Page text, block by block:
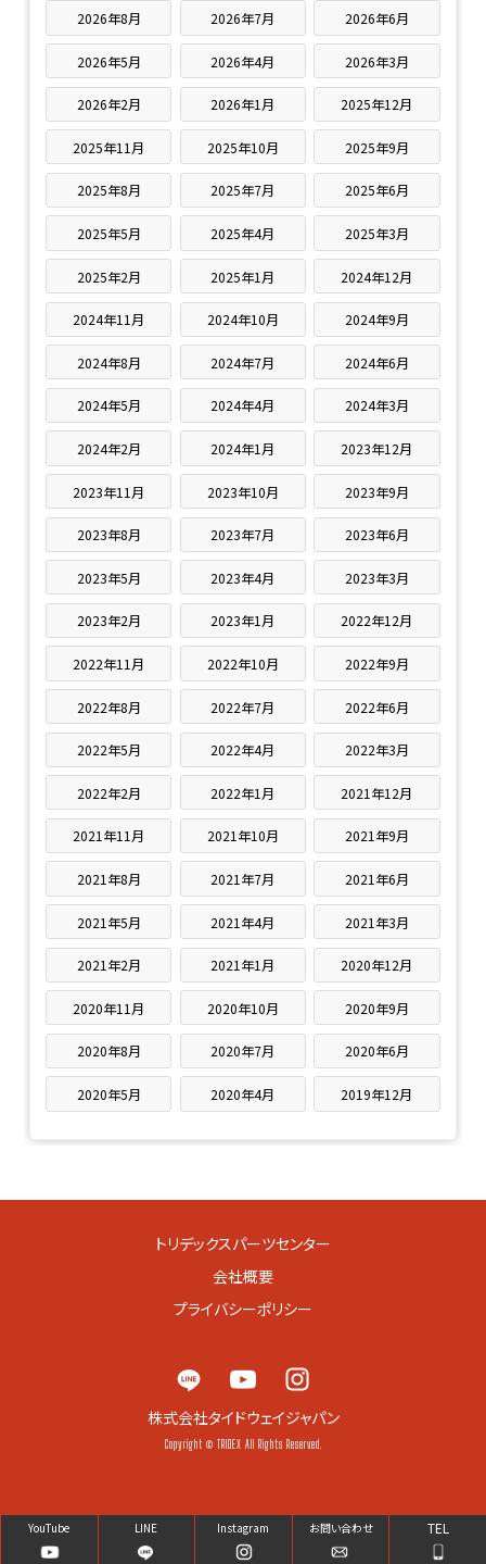
2026年8月 2026年7月 2026年6月
2026年5月 2026年4月 2026年3月
2026年2月 2026年1月 2025年12月
2025年11月 2025年10月 2025年9月
2025年8月 2025年7月 2025年6月
2025年5月 2025年4月 2025年3月
2025年2月 2025年1月 2024年12月
2024年11月 2024年10月 2024年9月
2024年8月 2024年7月 2024年6月
2024年5月 2024年4月 2024年3月
2024年2月 2024年1月 2023年12月
2023年11月 2023年10月 2023年9月
2023年8月 2023年7月 2023年6月
2023年5月 2023年4月 2023年3月
2023年2月 2023年1月 2022年12月
2022年11月 2022年10月 2022年9月
2022年8月 2022年7月 2022年6月
2022年5月 2022年4月 2022年3月
2022年2月 2022年1月 2021年12月
2021年11月 2021年10月 2021年9月
2021年8月 2021年7月 2021年6月
2021年5月 2021年4月 2021年3月
2021年2月 2021年1月 2020年12月
2020年11月 2020年10月 2020年9月
2020年8月 2020年7月 2020年6月
2020年5月 2020年4月 2019年12月
トリデックスパーツセンター
会社概要
プライバシーポリシー
株式会社タイドウェイジャパン
Copyright © TRIDEX All Rights Reserved.
YouTube LINE Instagram お問い合わせ TEL